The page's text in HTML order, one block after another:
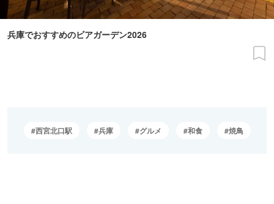
兵庫でおすすめのビアガーデン2026
西宮北口駅 兵庫 グルメ 和食 焼鳥